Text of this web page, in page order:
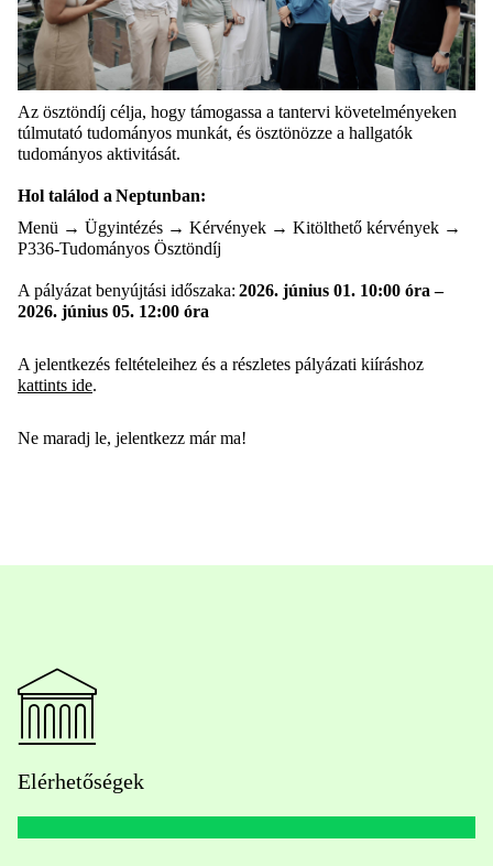
Az ösztöndíj célja, hogy támogassa a tantervi követelményeken
túlmutató tudományos munkát, és ösztönözze a hallgatók
tudományos aktivitását.
Hol találod a Neptunban:
Menü → Ügyintézés → Kérvények → Kitölthető kérvények →
P336-Tudományos Ösztöndíj
A pályázat benyújtási időszaka: 2026. június 01. 10:00 óra –
2026. június 05. 12:00 óra
A jelentkezés feltételeihez és a részletes pályázati kiíráshoz
kattints ide.
Ne maradj le, jelentkezz már ma!
Elérhetőségek